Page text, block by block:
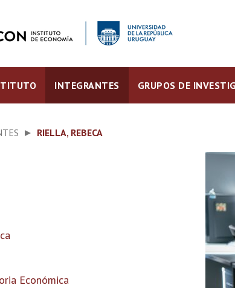
INTEGRANTES GRUPOS DE
RIELLA, REBECA
Económica